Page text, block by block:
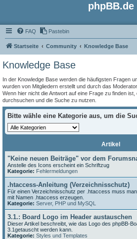
phpBB.de
FAQ Pastebin
Startseite Community Knowledge Base
Knowledge Base
In der Knowledge Base werden die häufigsten Fragen
wurden von Mitgliedern erstellt und durch das
Wenn hier nicht die Antwort auf eine Frage zu finden
durchsuchen und die Suche zu nutzen.
Bitte wähle eine Kategorie aus, um die
Artikel
"Keine neuen Beiträge" vor dem
Anstelle des Icons erscheint ein Schriftzug
Kategorie: Fehlermeldungen
.htaccess-Anleitung (Verzeichnisschutz)
Für einen Verzeichnisschutz per .htaccess muss
mit Namen .htaccess erzeugen.
Kategorie: Server, PHP und MySQL
3.1.: Board Logo im Header austauschen
Dieser Artikel beschreibt, wie das Logo des phpBB-
3.1getauscht werden kann.
Kategorie: Styles und Templates